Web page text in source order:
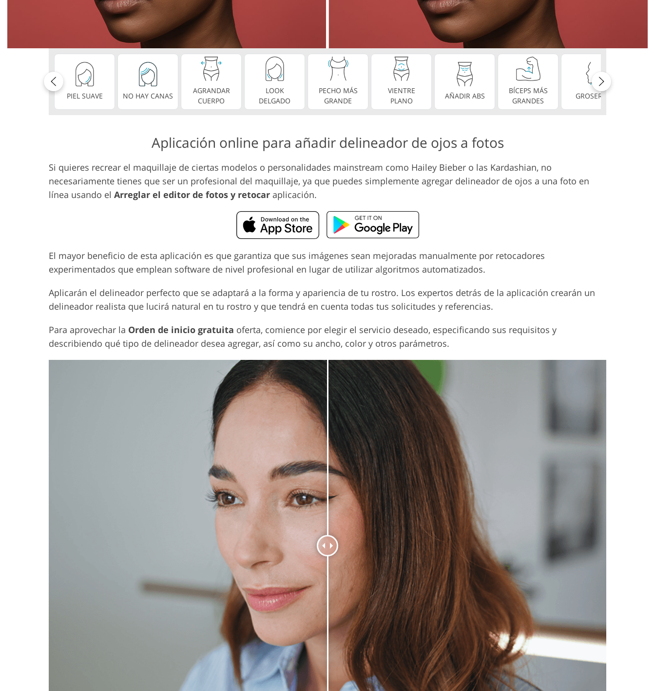
Servicios de Retoque de
Producto
Servicios de Retoque de
Joyas
Servicios de edición de
PIEL SUAVE NO HAY CANAS
AGRANDAR
CUERPO
LOOK
DELGADO
PECHO MÁS
GRANDE
VIENTRE
PLANO
AÑADIR ABS
BÍCEPS MÁS
GRANDES
GROSERO
Aplicación online para añadir delineador de ojos a fotos
Si quieres recrear el maquillaje de ciertas modelos o personalidades mainstream como Hailey Bieber o las Kardashian, no
necesariamente tienes que ser un profesional del maquillaje, ya que puedes simplemente agregar delineador de ojos a una foto en
línea usando el Arreglar el editor de fotos y retocar aplicación.
El mayor beneficio de esta aplicación es que garantiza que sus imágenes sean mejoradas manualmente por retocadores
experimentados que emplean software de nivel profesional en lugar de utilizar algoritmos automatizados.
Aplicarán el delineador perfecto que se adaptará a la forma y apariencia de tu rostro. Los expertos detrás de la aplicación crearán un
delineador realista que lucirá natural en tu rostro y que tendrá en cuenta todas tus solicitudes y referencias.
Para aprovechar la Orden de inicio gratuita oferta, comience por elegir el servicio deseado, especificando sus requisitos y
describiendo qué tipo de delineador desea agregar, así como su ancho, color y otros parámetros.